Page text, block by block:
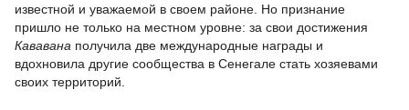
известной и уважаемой в своем районе. Но признание
пришло не только на местном уровне: за свои достижения
Кававана получила две международные награды и
вдохновила другие сообщества в Сенегале стать хозяевами
своих территорий.